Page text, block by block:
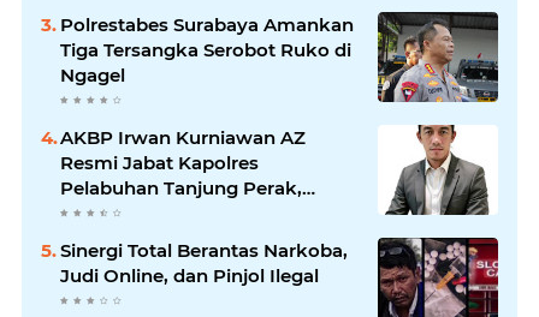
Polrestabes Surabaya Amankan
Tiga Tersangka Serobot Ruko di
Ngagel
AKBP Irwan Kurniawan AZ
Resmi Jabat Kapolres
Pelabuhan Tanjung Perak,
Pimpinan Redaksi
Sampaikan Ucapan Selamat
Sinergi Total Berantas Narkoba,
Judi Online, dan Pinjol Ilegal